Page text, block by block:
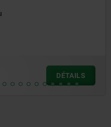
à partir de
hors TVA
hors frais d’envoi